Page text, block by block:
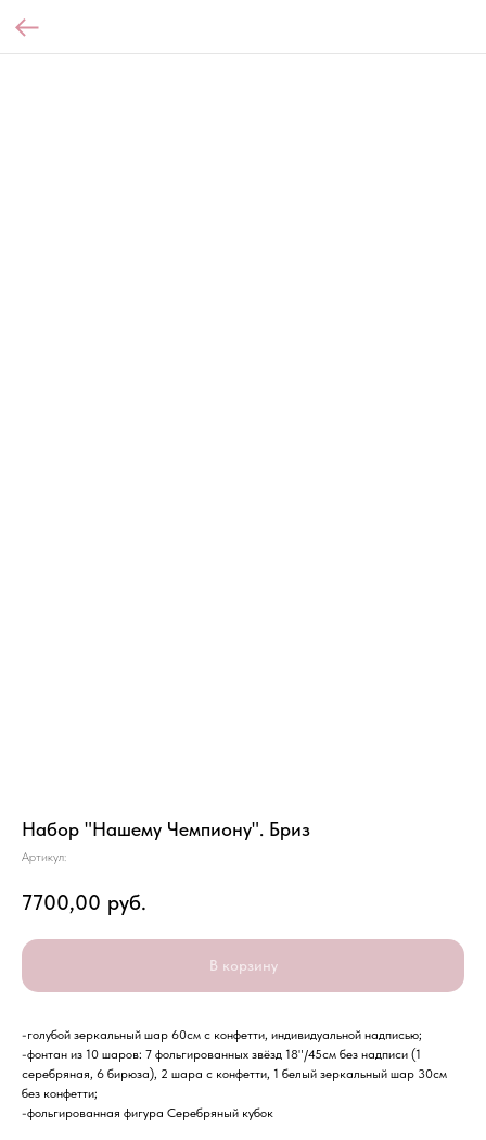
Набор "Нашему Чемпиону". Бриз
Артикул:
7700,00 руб.
В корзину
-голубой зеркальный шар 60см с конфетти, индивидуальной надписью;
-фонтан из 10 шаров: 7 фольгированных звёзд 18"/45см без надписи (1
серебряная, 6 бирюза), 2 шара с конфетти, 1 белый зеркальный шар 30см
без конфетти;
-фольгированная фигура Серебряный кубок